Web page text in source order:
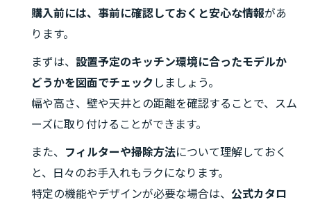
購入前には、事前に確認しておくと安心な情報があ
ります。
まずは、 設置予定のキッチン環境に合ったモデルか
どうかを図面でチェック しましょう。
幅や高さ、壁や天井との距離を確認することで、スム
ーズに取り付けることができます。
また、 フィルターや掃除方法について理解しておく
と、日々のお手入れもラクになります。
特定の機能やデザインが必要な場合は、 公式カタロ